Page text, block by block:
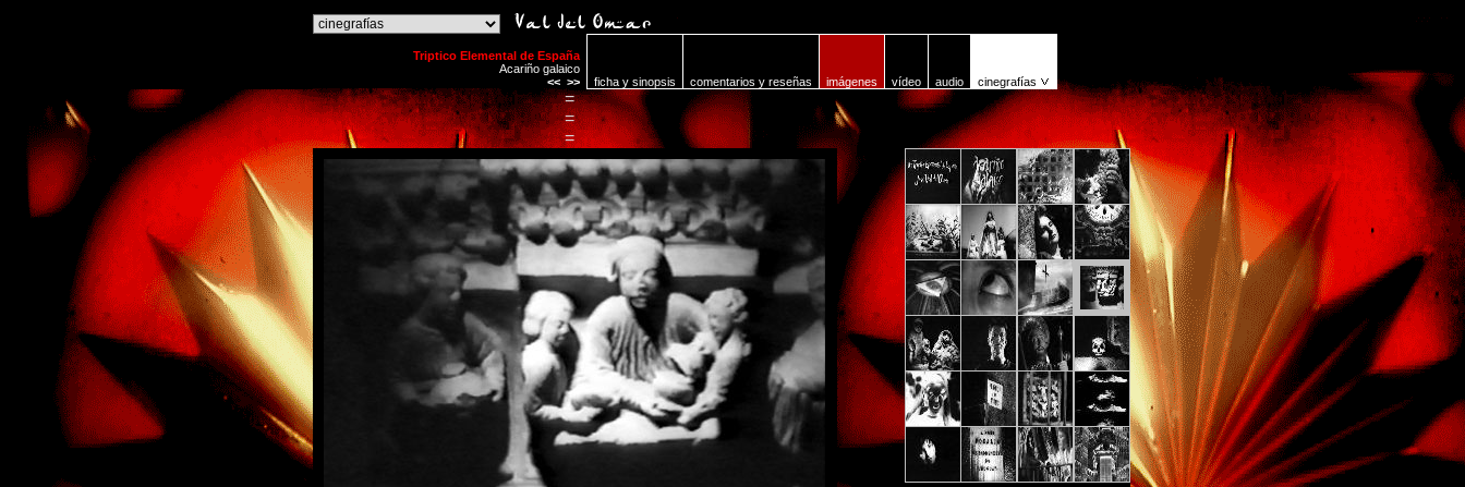
Triptico Elemental de España
Acariño galaico
<< >> ficha y sinopsis comentarios y reseñas imágenes vídeo audio cinegrafías
=
=
=